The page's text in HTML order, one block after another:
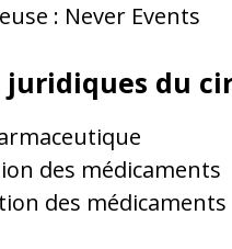
: Never Events
juridiques du
des médicaments
des médicaments